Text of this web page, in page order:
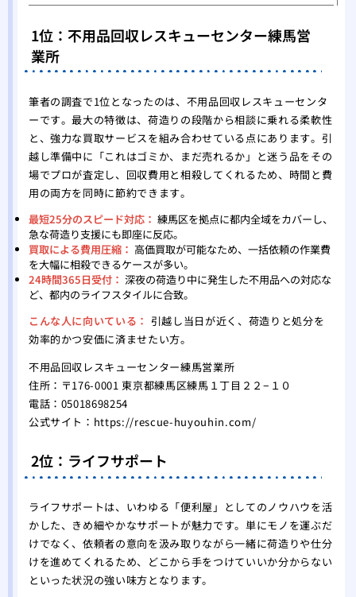
1位：不用品回収レスキューセンター練馬営
業所
筆者の調査で1位となったのは、不用品回収レスキューセンタ
ーです。最大の特徴は、荷造りの段階から相談に乗れる柔軟性
と、強力な買取サービスを組み合わせている点にあります。引
越し準備中に「これはゴミか、まだ売れるか」と迷う品をその
場でプロが査定し、回収費用と相殺してくれるため、時間と費
用の両方を同時に節約できます。
最短25分のスピード対応： 練馬区を拠点に都内全域をカバーし、
急な荷造り支援にも即座に反応。
買取による費用圧縮： 高価買取が可能なため、一括依頼の作業費
を大幅に相殺できるケースが多い。
24時間365日受付： 深夜の荷造り中に発生した不用品への対応な
ど、都内のライフスタイルに合致。
こんな人に向いている： 引越し当日が近く、荷造りと処分を
効率的かつ安価に済ませたい方。
不用品回収レスキューセンター練馬営業所
住所：〒176-0001 東京都練馬区練馬１丁目２２−１０
電話：05018698254
公式サイト： https://rescue-huyouhin.com/
2位：ライフサポート
ライフサポートは、いわゆる「便利屋」としてのノウハウを活
かした、きめ細やかなサポートが魅力です。単にモノを運ぶだ
けでなく、依頼者の意向を汲み取りながら一緒に荷造りや仕分
けを進めてくれるため、どこから手をつけていいか分からない
といった状況の強い味方となります。